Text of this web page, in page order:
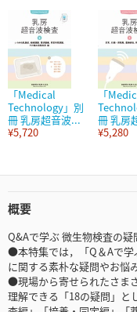
「Medical
Technology」別
冊 乳房超音波...
¥5,720
「
冊 乳房
¥5,280
概要
Q&Aで学ぶ 微生物検査の疑
●本特集では，「Q＆Aで学
に関する素朴な疑問やお悩
●現場から寄せられたさま
理解できる「18の疑問」と